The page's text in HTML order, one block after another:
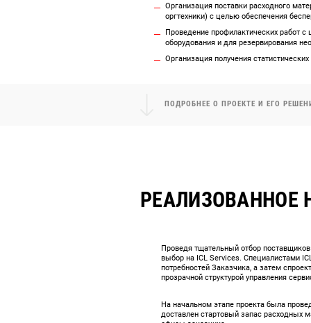
Организация поставки расходного
оргтехники) с целью обеспечения
Проведение профилактических работ
оборудования и для резервирования
Организация получения
ПОДРОБНЕЕ О ПРОЕКТЕ И ЕГО
РЕАЛИЗОВАННОЕ
Проведя тщательный отбор
выбор на ICL Services. Специалистами
потребностей Заказчика, а затем
прозрачной структурой управления
На начальном этапе проекта была
доставлен стартовый запас расходных